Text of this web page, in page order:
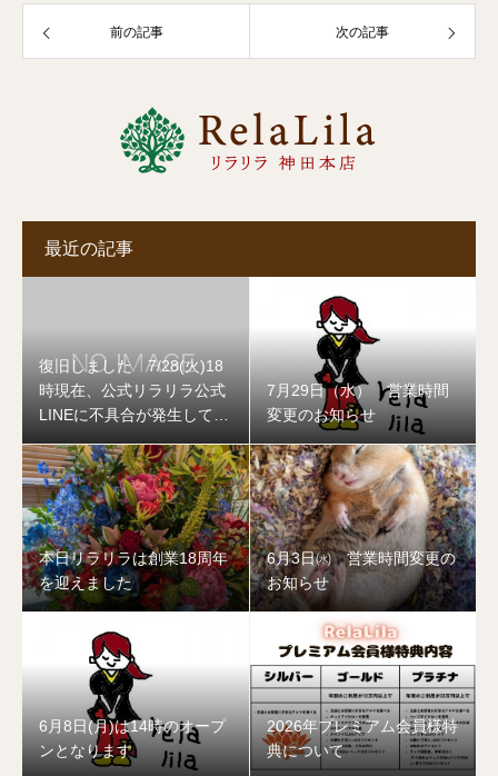
前の記事 次の記事
最近の記事
復旧しました 7/28(火)18
時現在、公式リラリラ公式
LINEに不具合が発生してお
7月29日（水） 営業時間
変更のお知らせ
本日リラリラは創業18周年
を迎えました
6月3日㈬ 営業時間変更の
お知らせ
6月8日(月)は14時のオープ
ンとなります
2026年プレミアム会員様特
典について